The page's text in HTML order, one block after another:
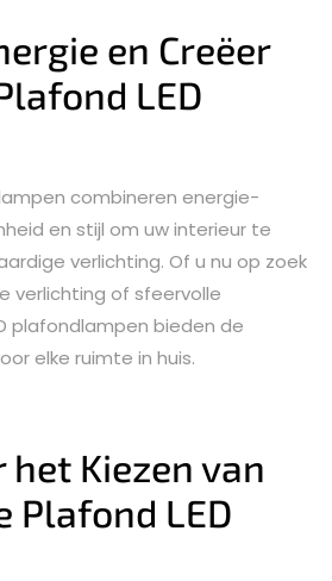
en Creëer
LED
combineren energie-
en stijl om uw interieur te
verlichting. Of u nu op zoek
verlichting of sfeervolle
plafondlampen bieden de
elke ruimte in huis.
het Kiezen van
Plafond LED